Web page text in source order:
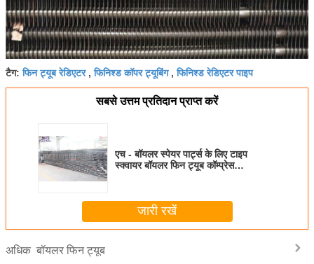
टैग:फिन ट्यूब रेडिएटर,फिनिश्ड कॉपर ट्यूबिंग,फिनिश्ड रेडिएटर पाइप
सबसे उत्तम प्रतिदान प्राप्त करें
एच - बॉयलर स्पेयर पार्ट्स के लिए टाइप
स्क्वायर बॉयलर फिन ट्यूब कॉम्प्रेस
जारी रखें
अधिक बॉयलर फिन ट्यूब